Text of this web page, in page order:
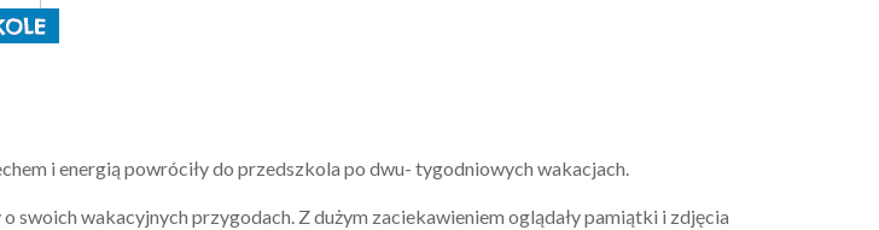
i energią powróciły do przedszkola po dwu- tygodniowych wakacjach.
wakacyjnych przygodach. Z dużym zaciekawieniem oglądały pamiątki i zdjęcia